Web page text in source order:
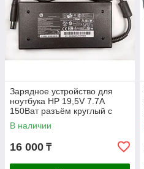
Зарядное устройство для
ноутбука HP 19,5V 7.7A
150Ват разъём круглый с
иглой 7.4*5.0мм ORIGINAL
Slim
В наличии
16 000 ₸